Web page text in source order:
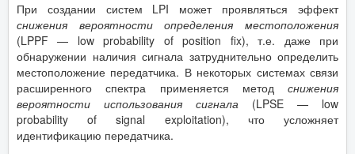
При создании систем LPI может проявляться эффект
снижения вероятности определения местоположения
(LPPF — low probability of position fix), т.е. даже при
обнаружении наличия сигнала затруднительно определить
местоположение передатчика. В некоторых системах связи
расширенного спектра применяется метод снижения
вероятности использования сигнала (LPSE — low
probability of signal exploitation), что усложняет
идентификацию передатчика.